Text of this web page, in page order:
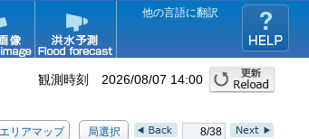
他の言語に翻訳
観測時刻 2026/08/07 14:00
エリアマップ 局選択
8/38